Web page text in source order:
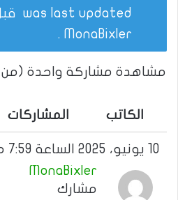
was last updated
MonaBixler
.
مشاهدة مشاركة واحدة (من
الكاتب المشاركات
10 يونيو، 2025 الساعة 7:59 م
MonaBixler
مشارك